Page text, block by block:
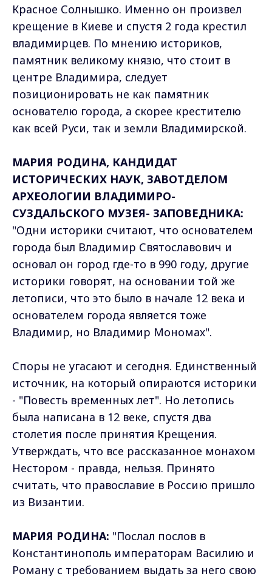
Красное Солнышко. Именно он произвел
крещение в Киеве и спустя 2 года крестил
владимирцев. По мнению историков,
памятник великому князю, что стоит в
центре Владимира, следует
позиционировать не как памятник
основателю города, а скорее крестителю
как всей Руси, так и земли Владимирской.
МАРИЯ РОДИНА, КАНДИДАТ
ИСТОРИЧЕСКИХ НАУК, ЗАВОТДЕЛОМ
АРХЕОЛОГИИ ВЛАДИМИРО-
СУЗДАЛЬСКОГО МУЗЕЯ- ЗАПОВЕДНИКА:
"Одни историки считают, что основателем
города был Владимир Святославович и
основал он город где-то в 990 году, другие
историки говорят, на основании той же
летописи, что это было в начале 12 века и
основателем города является тоже
Владимир, но Владимир Мономах".
Споры не угасают и сегодня. Единственный
источник, на который опираются историки
- "Повесть временных лет". Но летопись
была написана в 12 веке, спустя два
столетия после принятия Крещения.
Утверждать, что все рассказанное монахом
Нестором - правда, нельзя. Принято
считать, что православие в Россию пришло
из Византии.
МАРИЯ РОДИНА: "Послал послов в
Константинополь императорам Василию и
Роману с требованием выдать за него свою